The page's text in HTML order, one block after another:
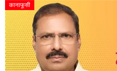
कानाफूसी